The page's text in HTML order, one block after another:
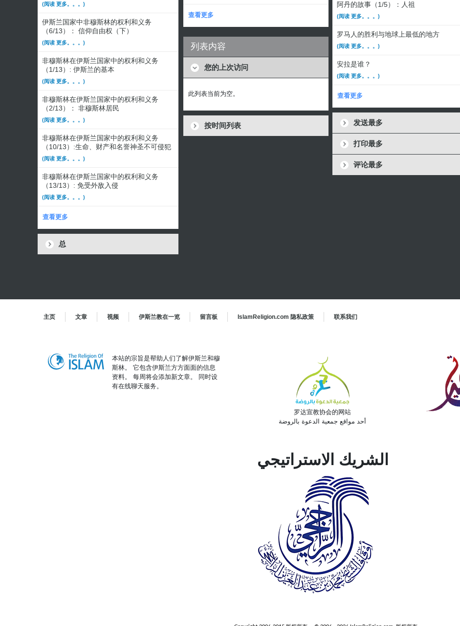
(阅读 更多。。。)
伊斯兰国家中非穆斯林的权利和义务
（6/13）： 信仰自由权（下）
(阅读 更多。。。)
非穆斯林在伊斯兰国家中的权利和义务
（1/13）: 伊斯兰的基本
(阅读 更多。。。)
非穆斯林在伊斯兰国家中的权利和义务
（2/13）： 非穆斯林居民
(阅读 更多。。。)
非穆斯林在伊斯兰国家中的权利和义务
（10/13）:生命、财产和名誉神圣不可侵犯
(阅读 更多。。。)
非穆斯林在伊斯兰国家中的权利和义务
（13/13）: 免受外敌入侵
(阅读 更多。。。)
查看更多
总
查看更多
列表内容
您的上次访问
此列表当前为空。
按时间列表
阿丹的故事（1/5）：人祖
(阅读 更多。。。)
罗马人的胜利与地球上最低的地方
(阅读 更多。。。)
安拉是谁？
(阅读 更多。。。)
查看更多
发送最多
打印最多
评论最多
主页 文章 视频 伊斯兰教在一览 留言板 IslamReligion.com 隐私政策 联系我们
本站的宗旨是帮助人们了解伊斯兰和穆
斯林。 它包含伊斯兰方方面面的信息
资料。 每周将会添加新文章。 同时设
有在线聊天服务。
罗达宣教协会的网站
أحد مواقع جمعية الدعوة بالروضة
الشريك الاستراتيجي